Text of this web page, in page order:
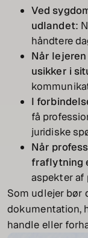
Ved
udlandet:
håndtere
Når
usikker i
I
få
juridiske
Når
fraflytning
aspekter af
Som udlejer
dokumentation,
handle eller